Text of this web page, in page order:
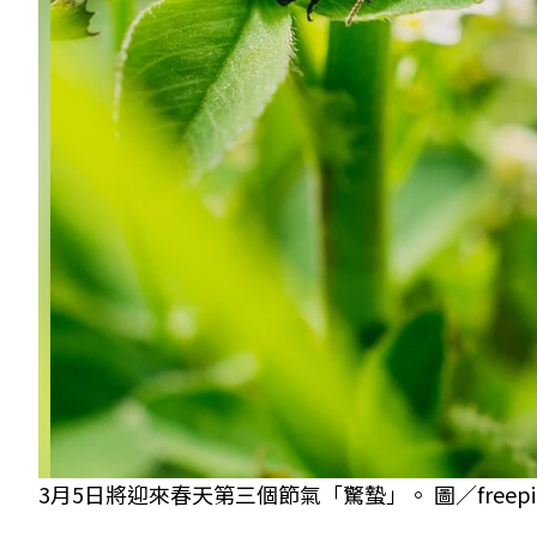
3月5日將迎來春天第三個節氣「驚蟄」。 圖／